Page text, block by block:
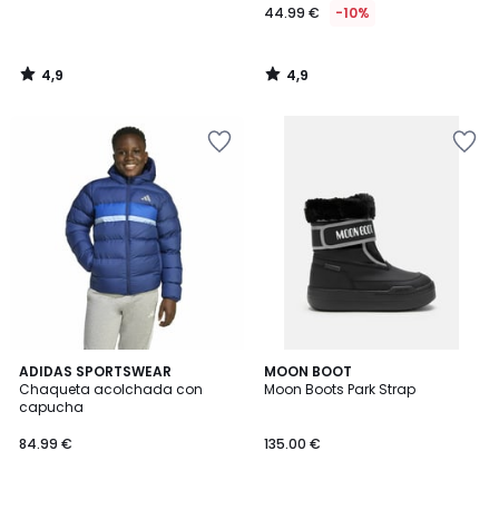
4,9
/
44.99 € -10%
4,9
/
ADIDAS SPORTSWEAR
Chaqueta acolchada con
capucha
84.99 €
4,9
/ 5
2
Colores
MOON BOOT
Moon Boots Park Strap
135.00 €